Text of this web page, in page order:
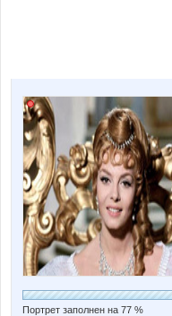
Портрет заполнен на 77 %